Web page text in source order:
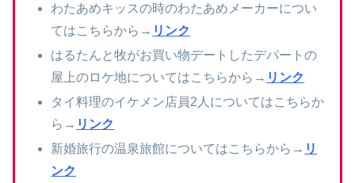
わたあめキッスの時のわたあめメーカーについ
てはこちらから→ リンク
はるたんと牧がお買い物デートしたデパートの
屋上のロケ地についてはこちらから→ リンク
タイ料理のイケメン店員2人についてはこちらか
ら→ リンク
新婚旅行の温泉旅館についてはこちらから→ リ
ンク